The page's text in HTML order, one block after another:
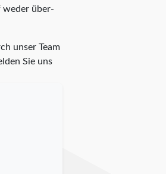
weder über-
unser Team
Sie uns